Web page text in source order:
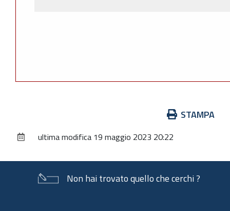
documento
STAMPA
ultima modifica 19 maggio 2023 20:22
Non hai trovato quello che cerchi ?